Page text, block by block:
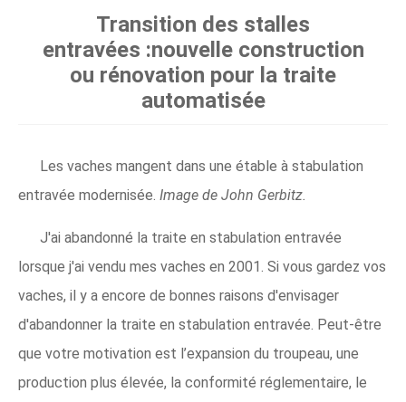
Transition des stalles
entravées :nouvelle construction
ou rénovation pour la traite
automatisée
Les vaches mangent dans une étable à stabulation
entravée modernisée. Image de John Gerbitz.
J'ai abandonné la traite en stabulation entravée
lorsque j'ai vendu mes vaches en 2001. Si vous gardez vos
vaches, il y a encore de bonnes raisons d'envisager
d'abandonner la traite en stabulation entravée. Peut-être
que votre motivation est l’expansion du troupeau, une
production plus élevée, la conformité réglementaire, le